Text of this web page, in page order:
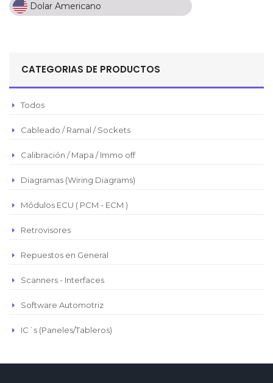
Dolar Americano
Dolar Americano
Pesos Mexicanos
Euro
Real Brasilero
CATEGORIAS DE PRODUCTOS
Todos
Cableado / Ramal / Sockets
Calibración / Mapa / Immo off
Diagramas (Wiring Diagrams)
Módulos ECU ( PCM - ECM )
Retrovisores
Repuestos en General
Scanners - Interfaces
Software Automotriz
IC´s (Paneles/Tableros)